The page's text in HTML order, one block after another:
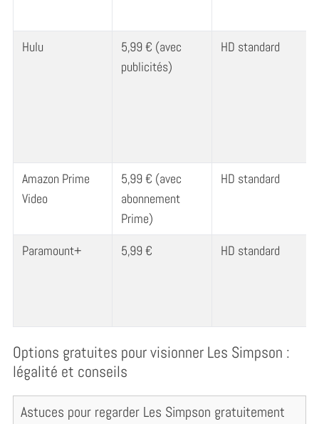
Hulu
5,99 € (avec
publicités)
HD standard
Amazon Prime
Video
5,99 € (avec
abonnement
Prime)
HD standard
Paramount+ 5,99 € HD standard
Options gratuites pour visionner Les Simpson :
légalité et conseils
Astuces pour regarder Les Simpson gratuitement